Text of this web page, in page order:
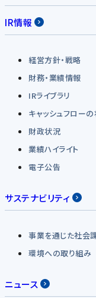
IR情報
経営方針・戦略
財務・業績情報
IRライブラリ
キャッシュフロー
財政状況
業績ハイライト
電子公告
サステナビリティ
事業を通じた社会
環境への取り組み
ニュース